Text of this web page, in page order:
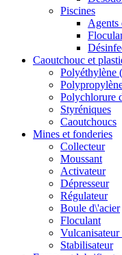
Piscines
Agents
Caoutchouc et
Polyéthylène
Polychlorure
Styréniques
Caoutchoucs
Mines et fonderies
Collecteur
Moussant
Activateur
Dépresseur
Régulateur
Boule d\'acier
Floculant
Stabilisateur